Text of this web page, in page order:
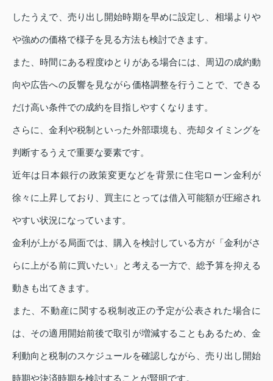
したうえで、売り出し開始時期を早めに設定し、相場よりや
や強めの価格で様子を見る方法も検討できます。
また、時間にある程度ゆとりがある場合には、周辺の成約動
向や広告への反響を見ながら価格調整を行うことで、できる
だけ高い条件での成約を目指しやすくなります。
さらに、金利や税制といった外部環境も、売却タイミングを
判断するうえで重要な要素です。
近年は日本銀行の政策変更などを背景に住宅ローン金利が
徐々に上昇しており、買主にとっては借入可能額が圧縮され
やすい状況になっています。
金利が上がる局面では、購入を検討している方が「金利がさ
らに上がる前に買いたい」と考える一方で、総予算を抑える
動きも出てきます。
また、不動産に関する税制改正の予定が公表された場合に
は、その適用開始前後で取引が増減することもあるため、金
利動向と税制のスケジュールを確認しながら、売り出し開始
時期や決済時期を検討することが賢明です。